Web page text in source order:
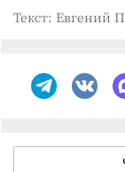
Текст: Евгений